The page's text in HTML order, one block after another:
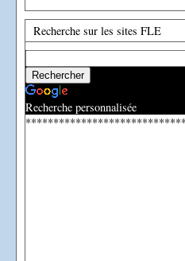
Recherche sur les sites FLE
Recherche personnalisée